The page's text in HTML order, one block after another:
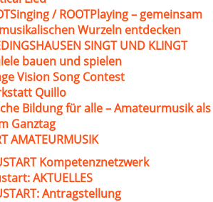
/ ROOTPlaying – gemeinsam
Wurzeln entdecken
SINGT UND KLINGT
bauen und spielen
Vision Song Contest
Quillo
Bildung für alle – Amateurmusik als
Ganztag
AMATEURMUSIK
Kompetenznetzwerk
AKTUELLES
Antragstellung